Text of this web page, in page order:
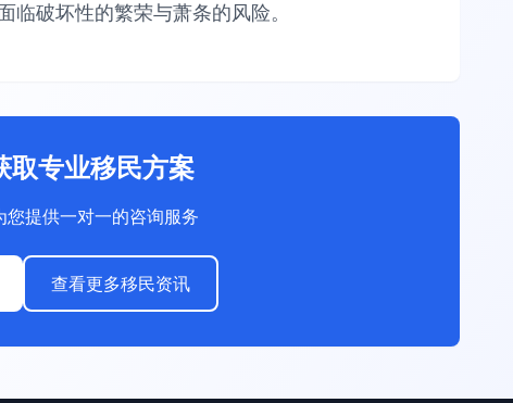
临破坏性的繁荣与萧条的风险。
取专业移民方案
提供一对一的咨询服务
查看更多移民资讯